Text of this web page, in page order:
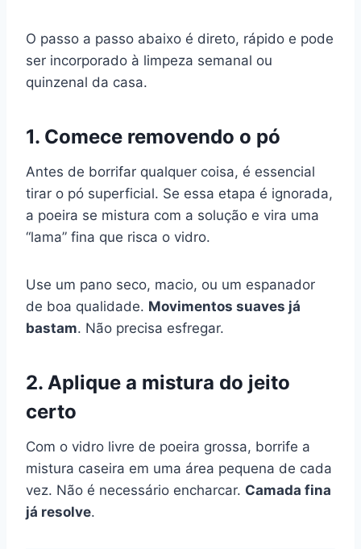
O passo a passo abaixo é direto, rápido e pode
ser incorporado à limpeza semanal ou
quinzenal da casa.
1. Comece removendo o pó
Antes de borrifar qualquer coisa, é essencial
tirar o pó superficial. Se essa etapa é ignorada,
a poeira se mistura com a solução e vira uma
“lama” fina que risca o vidro.
Use um pano seco, macio, ou um espanador
de boa qualidade. Movimentos suaves já
bastam. Não precisa esfregar.
2. Aplique a mistura do jeito
certo
Com o vidro livre de poeira grossa, borrife a
mistura caseira em uma área pequena de cada
vez. Não é necessário encharcar. Camada fina
já resolve.